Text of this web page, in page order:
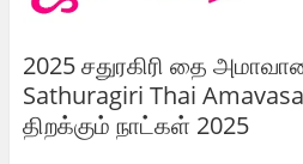
2025 சதுரகிரி தை
Sathuragiri Thai
திறக்கும் நாட்கள் 2025